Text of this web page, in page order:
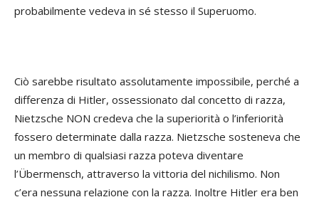
probabilmente vedeva in sé stesso il Superuomo.
Ciò sarebbe risultato assolutamente impossibile, perché a
differenza di Hitler, ossessionato dal concetto di razza,
Nietzsche NON credeva che la superiorità o l’inferiorità
fossero determinate dalla razza. Nietzsche sosteneva che
un membro di qualsiasi razza poteva diventare
l’Übermensch, attraverso la vittoria del nichilismo. Non
c’era nessuna relazione con la razza. Inoltre Hitler era ben